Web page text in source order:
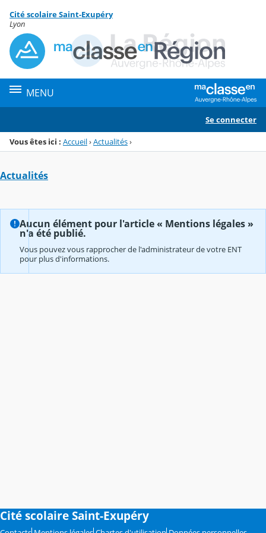
Menu de la rubrique
Contenu
Cité scolaire Saint-Exupéry
Lyon
MENU
Se connecter
Vous êtes ici : Accueil›Actualités›
Actualités
Aucun élément pour l'article « Mentions légales »
n'a été publié.
Vous pouvez vous rapprocher de l'administrateur de votre ENT
pour plus d'informations.
Cité scolaire Saint-Exupéry